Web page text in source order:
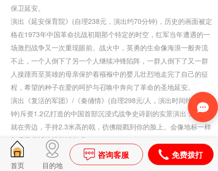
保卫延安。
演出《延安保育院》(自理238元，演出约70分钟)，历史的画面被定
格在1973年中国革命抗战初期那个特定的时空，红军当年遭遇的一
场激烈战争又一次重现眼前。战火中，英勇的生命像海浪一般奔流
不止，一个人倒下了另一个人继续冲锋陷阵，一群人倒下了又一群
人接踵而至英雄的母亲保护着襁褓中的婴儿壮烈地走完了自己的征
程，希望的种子在爱的呵护与召唤中奔向了革命的圣地延安。
演出《复活的军团》/《秦俑情》(自理298元/人，演出时间约70分
钟)斥资1.2亿打造的中国首部沉浸式战争史诗剧的实景演出，秦兵
就在旁边，手持2.3米高的戟，彷佛能戳到你的脸上。会像地标一样
与兵马俑博物馆相辅相成。
演出《西安千古情》(自理298元/人，演出时间约70分钟)以一位华
裔少女回国寻根的故事为主线，开启一次寻找民族记忆之旅。
首页 目的地
咨询客服 免费拨打